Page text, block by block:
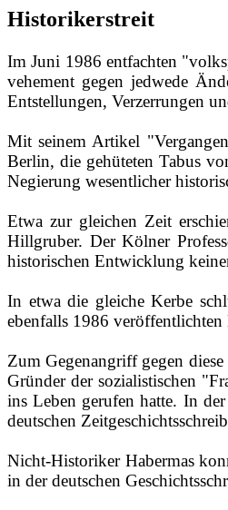
Historikerstreit
Im Juni 1986 entfachten
vehement gegen jedwede
Entstellungen, Verzerrungen
Mit seinem Artikel
Berlin, die gehüteten Tabus
Negierung wesentlicher
Etwa zur gleichen Zeit
Hillgruber. Der Kölner
historischen Entwicklung
In etwa die gleiche Kerbe
ebenfalls 1986 veröffentlichten
Zum Gegenangriff gegen
Gründer der sozialistischen
ins Leben gerufen hatte. In
deutschen
Nicht‑Historiker Habermas
in der deutschen